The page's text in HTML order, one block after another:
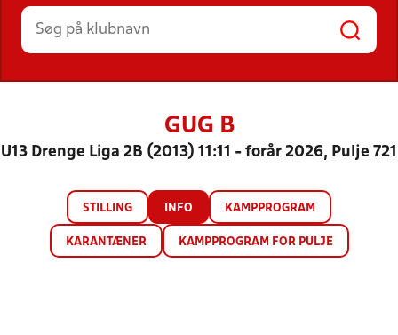
HOLD
GUG B
U13 Drenge Liga 2B (2013) 11:11 - forår 2026, Pulje 721
STILLING INFO KAMPPROGRAM
KARANTÆNER KAMPPROGRAM FOR PULJE